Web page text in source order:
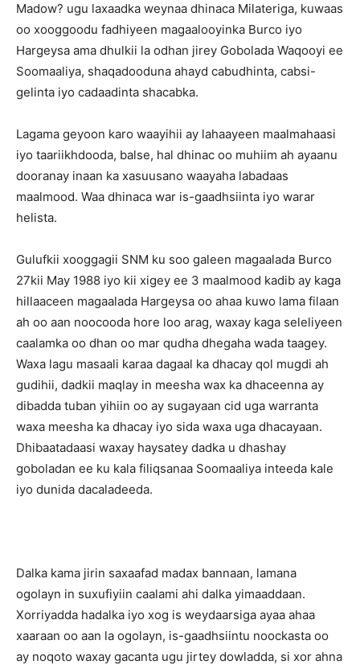
Madow? ugu laxaadka weynaa dhinaca Milateriga, kuwaas
oo xooggoodu fadhiyeen magaalooyinka Burco iyo
Hargeysa ama dhulkii la odhan jirey Gobolada Waqooyi ee
Soomaaliya, shaqadooduna ahayd cabudhinta, cabsi-
gelinta iyo cadaadinta shacabka.
Lagama geyoon karo waayihii ay lahaayeen maalmahaasi
iyo taariikhdooda, balse, hal dhinac oo muhiim ah ayaanu
dooranay inaan ka xasuusano waayaha labadaas
maalmood. Waa dhinaca war is-gaadhsiinta iyo warar
helista.
Gulufkii xooggagii SNM ku soo galeen magaalada Burco
27kii May 1988 iyo kii xigey ee 3 maalmood kadib ay kaga
hillaaceen magaalada Hargeysa oo ahaa kuwo lama filaan
ah oo aan noocooda hore loo arag, waxay kaga seleliyeen
caalamka oo dhan oo mar qudha dhegaha wada taagey.
Waxa lagu masaali karaa dagaal ka dhacay qol mugdi ah
gudihii, dadkii maqlay in meesha wax ka dhaceenna ay
dibadda tuban yihiin oo ay sugayaan cid uga warranta
waxa meesha ka dhacay iyo sida waxa uga dhacayaan.
Dhibaatadaasi waxay haysatey dadka u dhashay
goboladan ee ku kala filiqsanaa Soomaaliya inteeda kale
iyo dunida dacaladeeda.
Dalka kama jirin saxaafad madax bannaan, lamana
ogolayn in suxufiyiin caalami ahi dalka yimaaddaan.
Xorriyadda hadalka iyo xog is weydaarsiga ayaa ahaa
xaaraan oo aan la ogolayn, is-gaadhsiintu noockasta oo
ay noqoto waxay gacanta ugu jirtey dowladda, si xor ahna